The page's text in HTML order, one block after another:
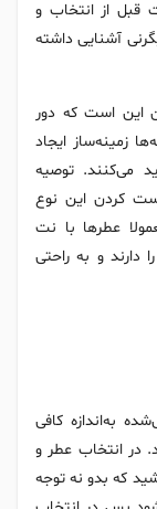
قبل از انتخاب و
آشنایی داشته
این است که دور
زمینه‌ساز ایجاد
می‌کنند. توصیه
کردن این نوع
عطرها با نت
دارند و به راحتی
به‌اندازه کافی
در انتخاب عطر و
که بدو نه توجه